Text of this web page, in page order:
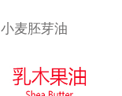
小麦胚芽油